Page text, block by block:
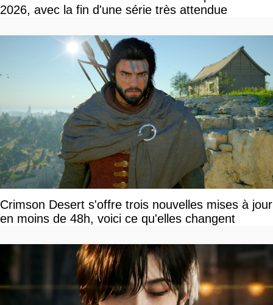
2026, avec la fin d'une série très attendue
Crimson Desert s'offre trois nouvelles mises à jour
en moins de 48h, voici ce qu'elles changent